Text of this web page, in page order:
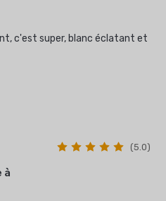
c'est super, blanc éclatant et
(5.0)
à